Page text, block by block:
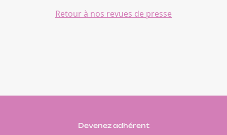
Retour à nos revues de presse
Devenez adhérent